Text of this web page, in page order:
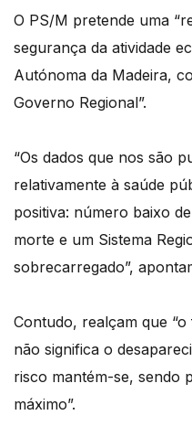
O PS/M pretende uma
segurança da atividade
Autónoma da Madeira,
Governo Regional”.
“Os dados que nos são
relativamente à saúde
positiva: número baixo
morte e um Sistema
sobrecarregado”,
Contudo, realçam que
não significa o
risco mantém-se, sendo
máximo”.